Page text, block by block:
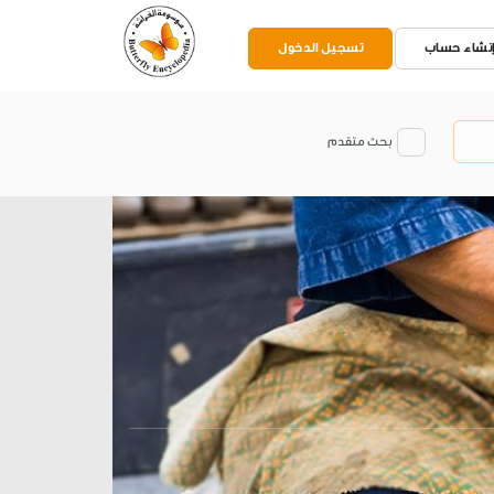
إنشاء حساب تسجيل الدخول
بحث متقدم